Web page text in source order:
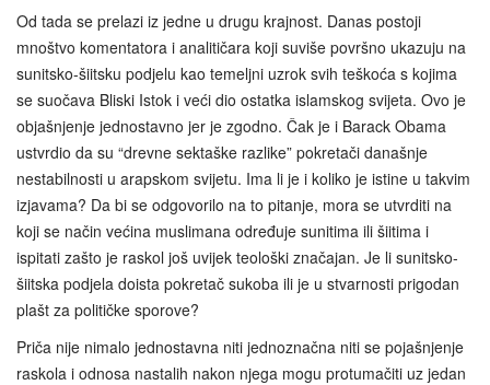
Od tada se prelazi iz jedne u drugu krajnost. Danas postoji
mnoštvo komentatora i analitičara koji suviše površno ukazuju na
sunitsko-šiitsku podjelu kao temeljni uzrok svih teškoća s kojima
se suočava Bliski Istok i veći dio ostatka islamskog svijeta. Ovo je
objašnjenje jednostavno jer je zgodno. Čak je i Barack Obama
ustvrdio da su “drevne sektaške razlike” pokretači današnje
nestabilnosti u arapskom svijetu. Ima li je i koliko je istine u takvim
izjavama? Da bi se odgovorilo na to pitanje, mora se utvrditi na
koji se način većina muslimana određuje sunitima ili šiitima i
ispitati zašto je raskol još uvijek teološki značajan. Je li sunitsko-
šiitska podjela doista pokretač sukoba ili je u stvarnosti prigodan
plašt za političke sporove?
Priča nije nimalo jednostavna niti jednoznačna niti se pojašnjenje
raskola i odnosa nastalih nakon njega mogu protumačiti uz jedan